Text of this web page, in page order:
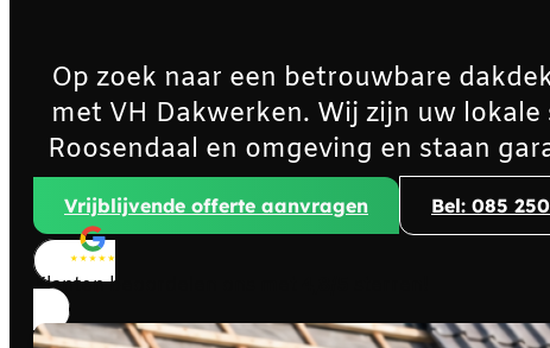
Op zoek naar een betrouwbare
met VH Dakwerken. Wij zijn uw
Roosendaal en omgeving en staan
Vrijblijvende offerte aanvragen Bel: 085
Klanten beoordelen ons met